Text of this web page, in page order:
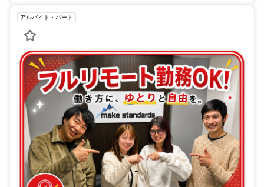
アルバイト・パート